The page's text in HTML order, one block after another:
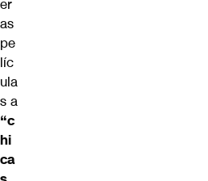
er
as
pe
líc
ula
s a
“c
hi
ca